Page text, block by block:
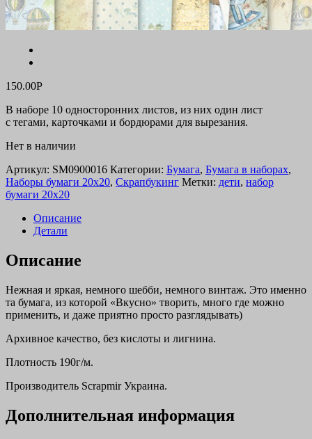
150.00Р
В наборе 10 односторонних листов, из них один лист
с тегами, карточками и бордюрами для вырезания.
Нет в наличии
Артикул: SM0900016 Категории: Бумага, Бумага в наборах,
Наборы бумаги 20х20, Скрапбукинг Метки: дети, набор
бумаги 20х20
Описание
Детали
Описание
Нежная и яркая, немного шебби, немного винтаж. Это именно
та бумага, из которой «Вкусно» творить, много где можно
применить, и даже приятно просто разглядывать)
Архивное качество, без кислоты и лигнина.
Плотность 190г/м.
Производитель Scrapmir Украина.
Дополнительная информация